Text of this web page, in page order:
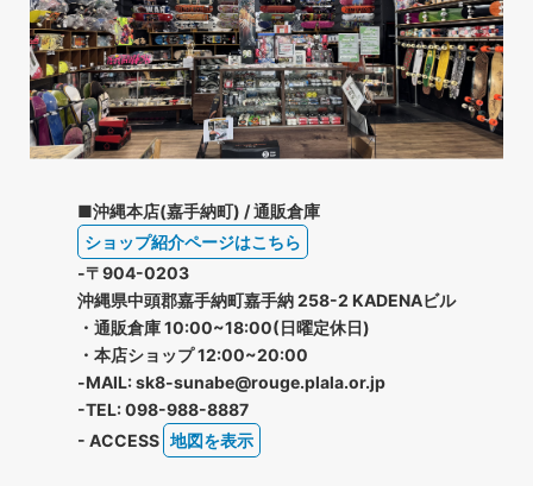
■沖縄本店(嘉手納町) / 通販倉庫
ショップ紹介ページはこちら
-〒904-0203
沖縄県中頭郡嘉手納町嘉手納 258-2 KADENAビル
・通販倉庫 10:00~18:00(日曜定休日)
・本店ショップ 12:00~20:00
-MAIL: sk8-sunabe@rouge.plala.or.jp
-TEL: 098-988-8887
- ACCESS 地図を表示